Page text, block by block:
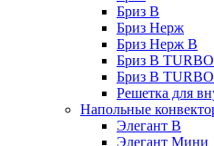
Бриз В
Бриз Нерж
Бриз Нерж В
Бриз В TURBO
Бриз В
Решетка для
Напольные
Элегант В
Элегант Мини